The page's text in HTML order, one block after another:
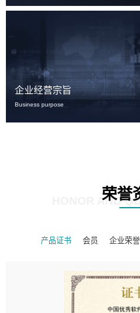
企业经营宗旨
Business purpose
荣誉
HONOR AND
产品证书 会员 企业荣誉